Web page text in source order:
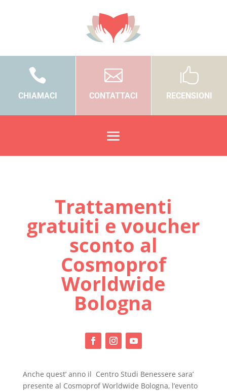

CHIAMACI

CONTATTACI

RECENSIONI
Trattamenti
gratuiti e voucher
sconto al
Cosmoprof
Worldwide
Bologna
Anche quest’ anno il Centro Studi Benessere sara’
presente al Cosmoprof Worldwide Bologna, l’evento